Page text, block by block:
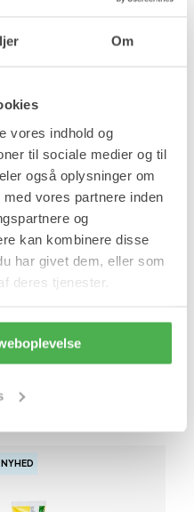
Om
vores indhold og
til sociale medier og til
også oplysninger om
vores partnere inden
og
kan kombinere disse
har givet dem, eller som
deres tjenester.
- 250 ml
mod dehydrering
kr
NYHED